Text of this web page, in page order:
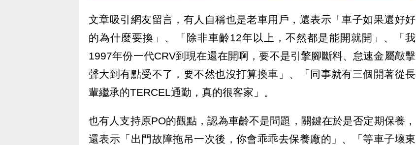
文章吸引網友留言，有人自稱也是老車用戶，還表示「車子如果還好好
的為什麼要換」、「除非車齡12年以上，不然都是能開就開」、「我
1997年份一代CRV到現在還在開啊，要不是引擎腳斷料、怠速金屬敲擊
聲大到有點受不了，要不然也沒打算換車」、「同事就有三個開著從長
輩繼承的TERCEL通勤，真的很客家」。
也有人支持原PO的觀點，認為車齡不是問題，關鍵在於是否定期保養，
還表示「出門故障拖吊一次後，你會乖乖去保養廠的」、「等車子壞東